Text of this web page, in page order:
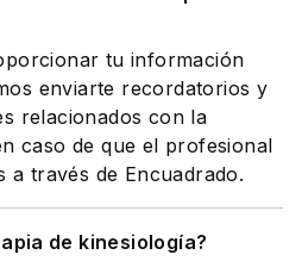
tu información
enviarte recordatorios y
relacionados con la
caso de que el profesional
a través de Encuadrado.
de kinesiología?